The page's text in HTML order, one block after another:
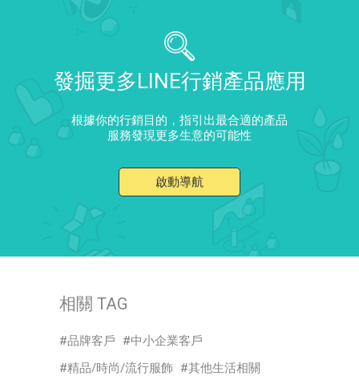
發掘更多LINE行銷產品應用
根據你的行銷目的，指引出最合適的產品
服務發現更多生意的可能性
啟動導航
相關 TAG
品牌客戶
中小企業客戶
精品/時尚/流行服飾
其他生活相關